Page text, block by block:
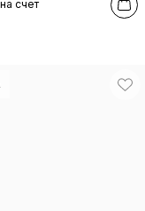
СЕРОЙ КОЖИ
счет